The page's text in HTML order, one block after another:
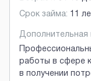
Срок займа: 11
Дополнительная
работы в сфере
в получении